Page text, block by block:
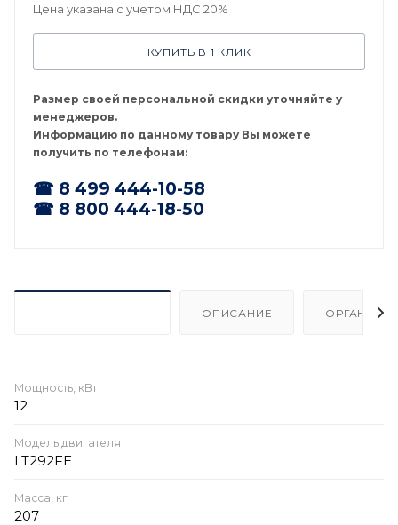
Цена указана с учетом НДС 20%
КУПИТЬ В 1 КЛИК
Размер своей персональной скидки уточняйте у
менеджеров.
Информацию по данному товару Вы можете
получить по телефонам:
☎ 8 499 444-10-58
☎ 8 800 444-18-50
ОПИСАНИЕ
Мощность, кВт
12
Модель двигателя
LT292FE
Масса, кг
207